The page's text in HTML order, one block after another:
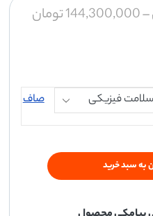
–
144,300,000تومان
صاف
به سبد خرید